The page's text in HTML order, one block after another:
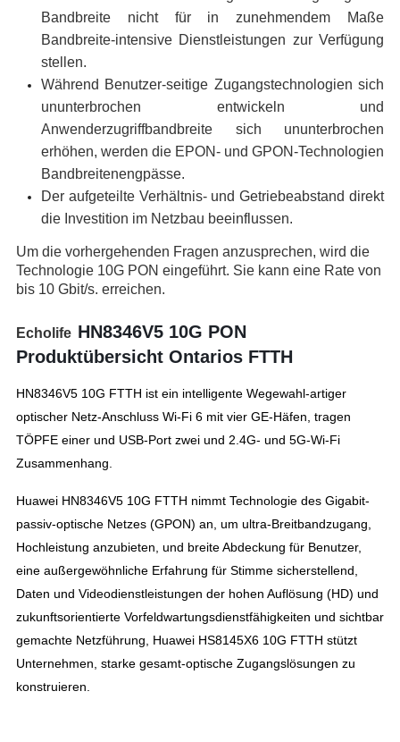
Bandbreite nicht für in zunehmendem Maße
Bandbreite-intensive Dienstleistungen zur Verfügung
stellen.
Während Benutzer-seitige Zugangstechnologien sich
ununterbrochen entwickeln und
Anwenderzugriffbandbreite sich ununterbrochen
erhöhen, werden die EPON- und GPON-Technologien
Bandbreitenengpässe.
Der aufgeteilte Verhältnis- und Getriebeabstand direkt
die Investition im Netzbau beeinflussen.
Um die vorhergehenden Fragen anzusprechen, wird die
Technologie 10G PON eingeführt. Sie kann eine Rate von
bis 10 Gbit/s. erreichen.
Echolife HN8346V5 10G PON
Produktübersicht Ontarios FTTH
HN8346V5 10G FTTH ist ein intelligente Wegewahl-artiger
optischer Netz-Anschluss Wi-Fi 6 mit vier GE-Häfen, tragen
TÖPFE einer und USB-Port zwei und 2.4G- und 5G-Wi-Fi
Zusammenhang.
Huawei HN8346V5 10G FTTH nimmt Technologie des Gigabit-
passiv-optische Netzes (GPON) an, um ultra-Breitbandzugang,
Hochleistung anzubieten, und breite Abdeckung für Benutzer,
eine außergewöhnliche Erfahrung für Stimme sicherstellend,
Daten und Videodienstleistungen der hohen Auflösung (HD) und
zukunftsorientierte Vorfeldwartungsdienstfähigkeiten und sichtbar
gemachte Netzführung, Huawei HS8145X6 10G FTTH stützt
Unternehmen, starke gesamt-optische Zugangslösungen zu
konstruieren.